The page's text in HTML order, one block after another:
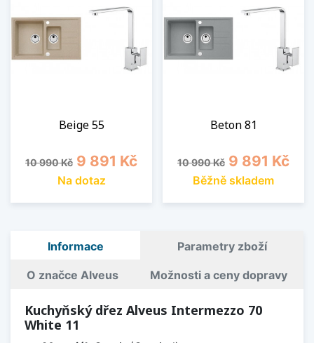
Beige 55
Běžná cena
10 990 Kč Cena
9 891 Kč
Na dotaz
Beton 81
Běžná cena
10 990 Kč Cena
9 891 Kč
Běžně skladem
Informace Parametry zboží
O značce Alveus Možnosti a ceny dopravy
Kuchyňský dřez Alveus Intermezzo 70
White 11